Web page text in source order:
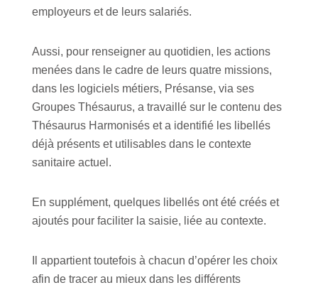
employeurs et de leurs salariés.
Aussi, pour renseigner au quotidien, les actions
menées dans le cadre de leurs quatre missions,
dans les logiciels métiers, Présanse, via ses
Groupes Thésaurus, a travaillé sur le contenu des
Thésaurus Harmonisés et a identifié les libellés
déjà présents et utilisables dans le contexte
sanitaire actuel.
En supplément, quelques libellés ont été créés et
ajoutés pour faciliter la saisie, liée au contexte.
Il appartient toutefois à chacun d’opérer les choix
afin de tracer au mieux dans les différents